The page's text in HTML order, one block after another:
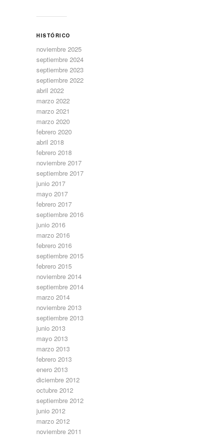
HISTÓRICO
noviembre 2025
septiembre 2024
septiembre 2023
septiembre 2022
abril 2022
marzo 2022
marzo 2021
marzo 2020
febrero 2020
abril 2018
febrero 2018
noviembre 2017
septiembre 2017
junio 2017
mayo 2017
febrero 2017
septiembre 2016
junio 2016
marzo 2016
febrero 2016
septiembre 2015
febrero 2015
noviembre 2014
septiembre 2014
marzo 2014
noviembre 2013
septiembre 2013
junio 2013
mayo 2013
marzo 2013
febrero 2013
enero 2013
diciembre 2012
octubre 2012
septiembre 2012
junio 2012
marzo 2012
noviembre 2011